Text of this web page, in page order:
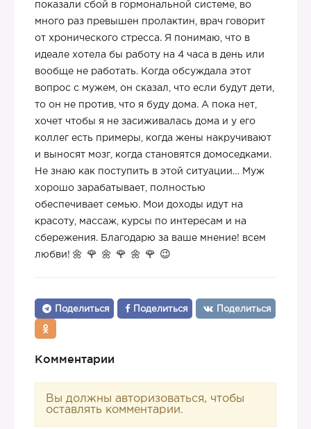
показали сбой в гормональной системе, во
много раз превышен пролактин, врач говорит
от хронического стресса. Я понимаю, что в
идеале хотела бы работу на 4 часа в день или
вообще не работать. Когда обсуждала этот
вопрос с мужем, он сказал, что если будут дети,
то он не против, что я буду дома. А пока нет,
хочет чтобы я не засиживалась дома и у его
коллег есть примеры, когда жены накручивают
и выносят мозг, когда становятся домоседками.
Не знаю как поступить в этой ситуации… Муж
хорошо зарабатывает, полностью
обеспечивает семью. Мои доходы идут на
красоту, массаж, курсы по интересам и на
сбережения. Благодарю за ваше мнение! всем
любви!
Поделиться Поделиться Поделиться
Комментарии
Вы должны авторизоваться, чтобы
оставлять комментарии.